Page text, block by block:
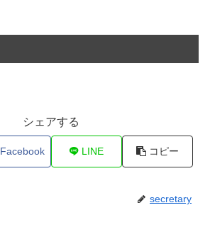
シェアする
Facebook LINE コピー
secretary